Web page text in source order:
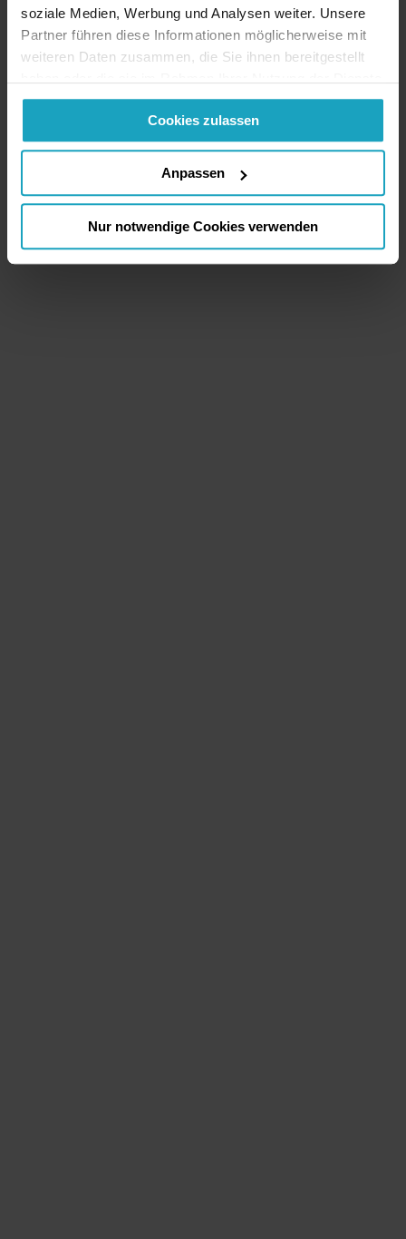
soziale Medien, Werbung und Analysen weiter. Unsere
Partner führen diese Informationen möglicherweise mit
weiteren Daten zusammen, die Sie ihnen bereitgestellt
gesammelt haben. Sie geben Einwilligung zu unseren
Cookies, wenn Sie unsere Webseite weiterhin nutzen.
Cookies zulassen
Anpassen
Nur notwendige Cookies verwenden